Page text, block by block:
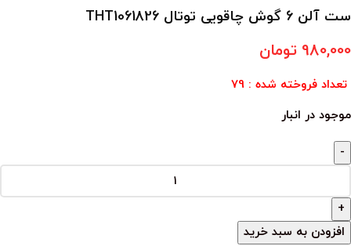
ست آلن 6 گوش چاقویی توتال THT1061826
980,000 تومان
تعداد فروخته شده : 79
موجود در انبار
افزودن به سبد خرید